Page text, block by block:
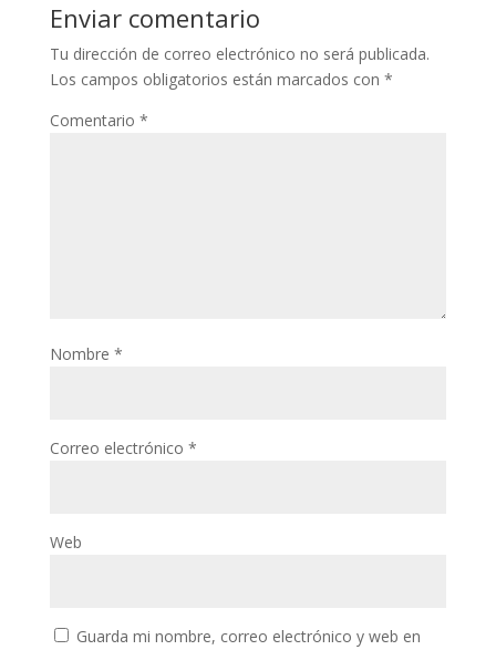
Enviar comentario
Tu dirección de correo electrónico no será publicada.
Los campos obligatorios están marcados con *
Comentario *
Nombre *
Correo electrónico *
Web
Guarda mi nombre, correo electrónico y web en